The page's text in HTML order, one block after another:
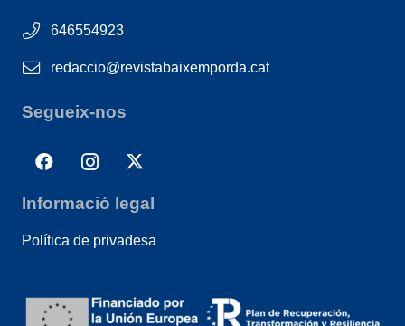
646554923
redaccio@revistabaixemporda.cat
Segueix-nos
Informació legal
Política de privadesa